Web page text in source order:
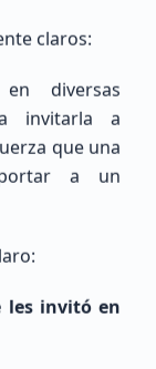
claros:
diversas
invitarla a
que una
a un
les invitó en